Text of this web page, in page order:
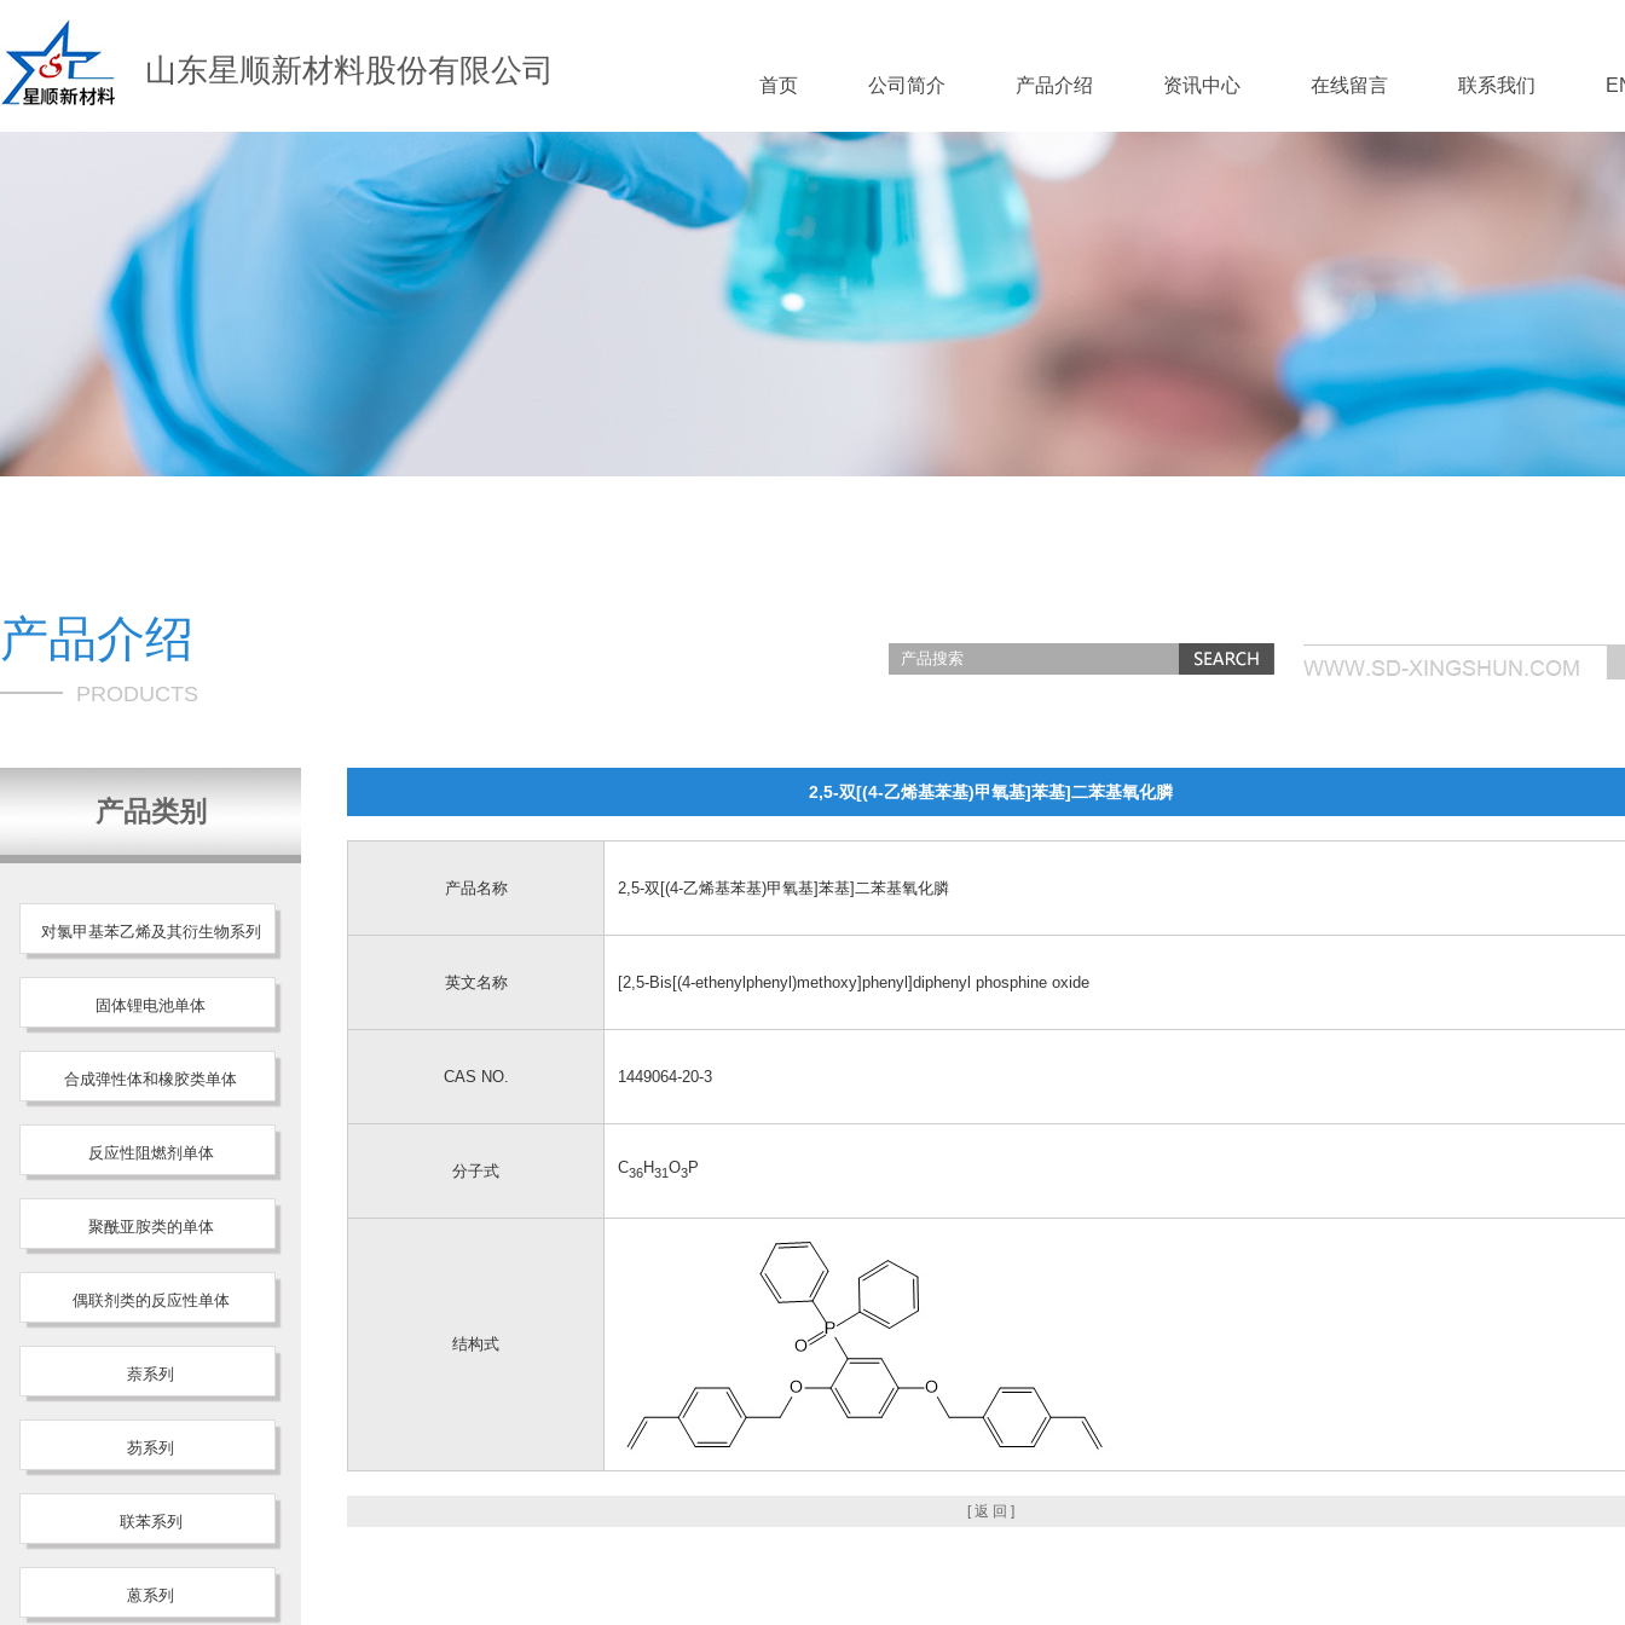
山东星顺新材料股份有限公司 首页 公司简介 产品介绍 资讯中心 在线留言 联系我们
产品介绍
PRODUCTS
产品类别
对氯甲基苯乙烯及其衍生物系列
固体锂电池单体
合成弹性体和橡胶类单体
反应性阻燃剂单体
聚酰亚胺类的单体
偶联剂类的反应性单体
萘系列
芴系列
联苯系列
蒽系列
2,5-双[(4-乙烯基苯基)甲氧基]苯基]二苯基氧化膦
产品名称 2,5-双[(4-乙烯基苯基)甲氧基]苯基]二苯基氧化膦
英文名称 [2,5-Bis[(4-ethenylphenyl)methoxy]phenyl]diphenyl phosphine oxide
CAS NO. 1449064-20-3
分子式 C36H31O3P
结构式
[ 返 回 ]